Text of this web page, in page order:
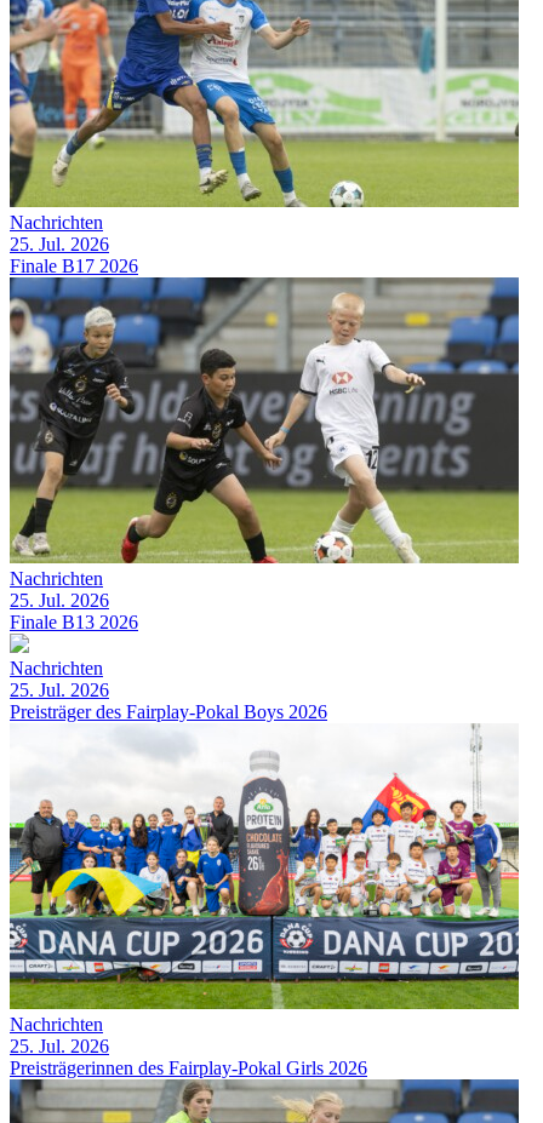
Nachrichten
25. Jul. 2026
Finale B17 2026
Nachrichten
25. Jul. 2026
Finale B13 2026
Nachrichten
25. Jul. 2026
Preisträger des Fairplay-Pokal Boys 2026
Nachrichten
25. Jul. 2026
Preisträgerinnen des Fairplay-Pokal Girls 2026